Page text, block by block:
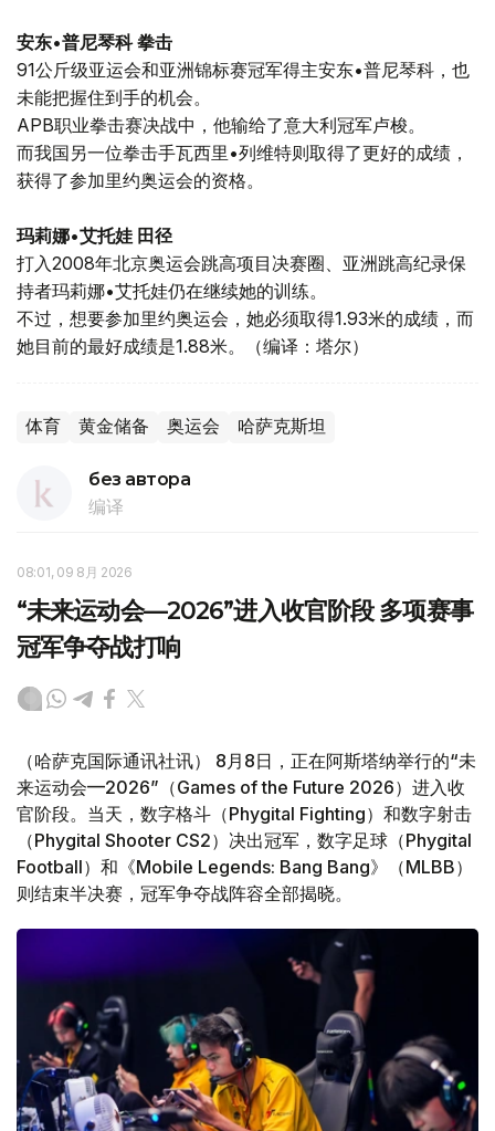
安东•普尼琴科 拳击
91公斤级亚运会和亚洲锦标赛冠军得主安东•普尼琴科，也
未能把握住到手的机会。
APB职业拳击赛决战中，他输给了意大利冠军卢梭。
而我国另一位拳击手瓦西里•列维特则取得了更好的成绩，
获得了参加里约奥运会的资格。
玛莉娜•艾托娃 田径
打入2008年北京奥运会跳高项目决赛圈、亚洲跳高纪录保
持者玛莉娜•艾托娃仍在继续她的训练。
不过，想要参加里约奥运会，她必须取得1.93米的成绩，而
她目前的最好成绩是1.88米。（编译：塔尔）
体育 黄金储备 奥运会 哈萨克斯坦
без автора
编译
08:01, 09 8月 2026
“未来运动会—2026”进入收官阶段 多项赛事
冠军争夺战打响
（哈萨克国际通讯社讯） 8月8日，正在阿斯塔纳举行的“未
来运动会—2026”（Games of the Future 2026）进入收
官阶段。当天，数字格斗（Phygital Fighting）和数字射击
（Phygital Shooter CS2）决出冠军，数字足球（Phygital
Football）和《Mobile Legends: Bang Bang》（MLBB）
则结束半决赛，冠军争夺战阵容全部揭晓。